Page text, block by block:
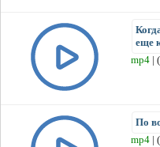
еще
mp4 |
По
mp4 |